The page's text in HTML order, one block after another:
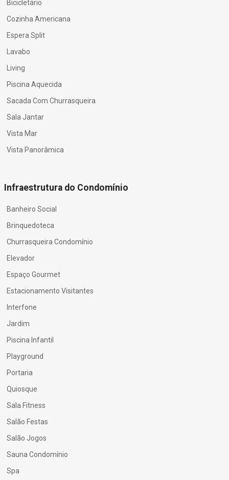
Bicicletário
Cozinha Americana
Espera Split
Lavabo
Living
Piscina Aquecida
Sacada Com Churrasqueira
Sala Jantar
Vista Mar
Vista Panorâmica
Infraestrutura do Condomínio
Banheiro Social
Brinquedoteca
Churrasqueira Condomínio
Elevador
Espaço Gourmet
Estacionamento Visitantes
Interfone
Jardim
Piscina Infantil
Playground
Portaria
Quiosque
Sala Fitness
Salão Festas
Salão Jogos
Sauna Condomínio
Spa